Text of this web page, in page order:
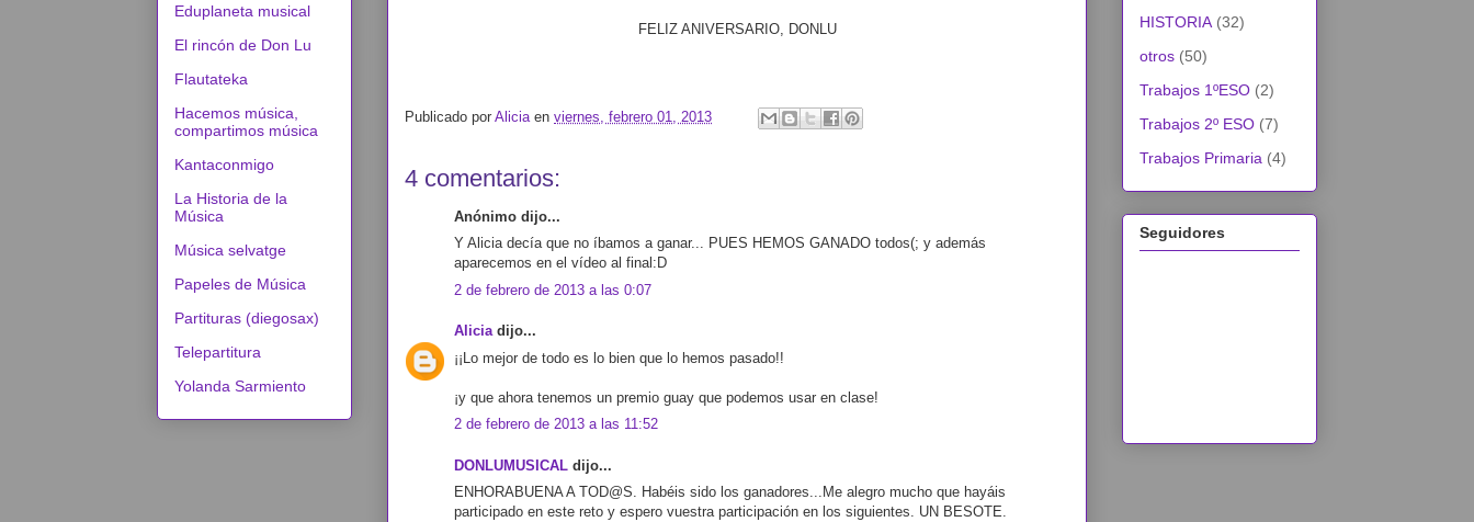
FELIZ ANIVERSARIO, DONLU
Publicado por Alicia en viernes, febrero 01, 2013
4 comentarios:
Anónimo dijo...
Y Alicia decía que no íbamos a ganar... PUES HEMOS GANADO todos(; y además
aparecemos en el vídeo al final:D
2 de febrero de 2013 a las 0:07
Aliciadijo...
¡¡Lo mejor de todo es lo bien que lo hemos pasado!!
¡y que ahora tenemos un premio guay que podemos usar en clase!
2 de febrero de 2013 a las 11:52
DONLUMUSICAL dijo...
ENHORABUENA A TOD@S. Habéis sido los ganadores...Me alegro mucho que hayáis
participado en este reto y espero vuestra participación en los siguientes. UN BESOTE.
Eduplaneta musical
El rincón de Don Lu
Flautateka
Hacemos música,
compartimos música
Kantaconmigo
La Historia de la
Música
Música selvatge
Papeles de Música
Partituras (diegosax)
Telepartitura
Yolanda Sarmiento
HISTORIA (32)
otros (50)
Trabajos 1ºESO (2)
Trabajos 2º ESO (7)
Trabajos Primaria (4)
Seguidores